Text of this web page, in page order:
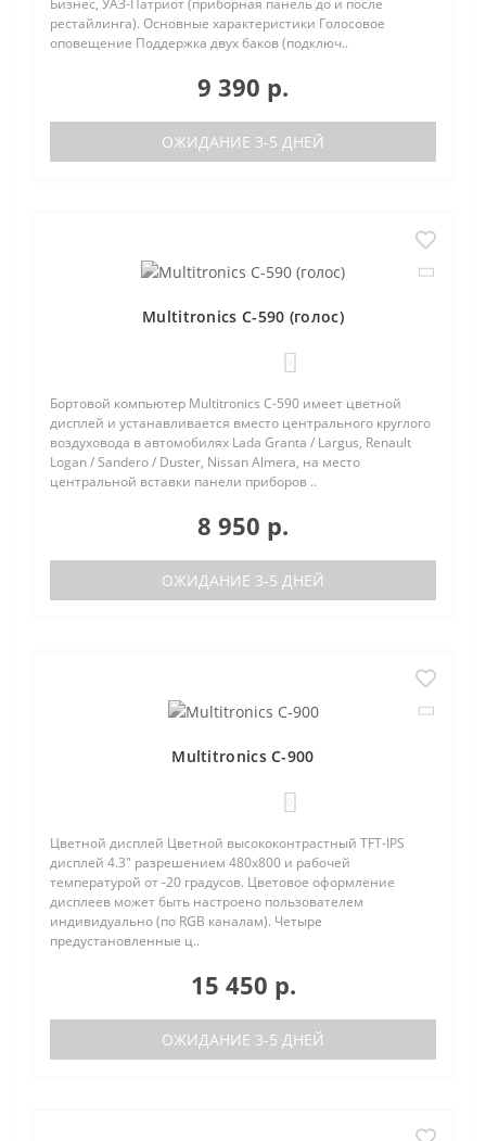
рестайлинга). Основные характеристики Голосовое
оповещение Поддержка двух баков (подключ..
9 390 р.
ОЖИДАНИЕ 3-5 ДНЕЙ
Multitronics C-590 (голос)
Бортовой компьютер Multitronics C-590 имеет цветной
дисплей и устанавливается вместо центрального круглого
воздуховода в автомобилях Lada Granta / Largus, Renault
Logan / Sandero / Duster, Nissan Almera, на место
центральной вставки панели приборов ..
8 950 р.
ОЖИДАНИЕ 3-5 ДНЕЙ
Multitronics C-900
Цветной дисплей Цветной высококонтрастный TFT-IPS
дисплей 4.3" разрешением 480х800 и рабочей
температурой от -20 градусов. Цветовое оформление
дисплеев может быть настроено пользователем
индивидуально (по RGB каналам). Четыре
предустановленные ц..
15 450 р.
ОЖИДАНИЕ 3-5 ДНЕЙ